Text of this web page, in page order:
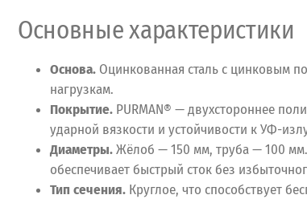
Основные характеристики
Основа. Оцинкованная сталь с цинковым
нагрузкам.
Покрытие. PURMAN® — двухстороннее
ударной вязкости и устойчивости к УФ-
Диаметры.Жёлоб — 150 мм, труба — 100
обеспечивает быстрый сток без
Тип сечения. Круглое, что способствует